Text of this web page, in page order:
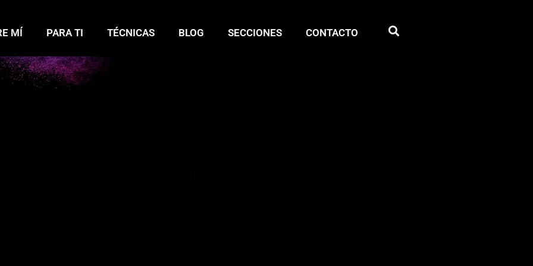
MÍ PARA TI TÉCNICAS BLOG SECCIONES CONTACTO